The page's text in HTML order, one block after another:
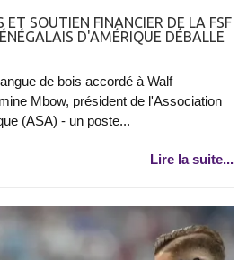
ET SOUTIEN FINANCIER DE LA FSF
D'AMÉRIQUE DÉBALLE
de bois accordé à Walf
Mbow, président de l'Association
(ASA) - un poste...
Lire la suite...